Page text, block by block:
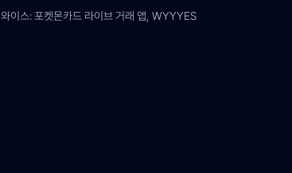
와이스: 포켓몬카드 라이브 거래 앱, WYYYES